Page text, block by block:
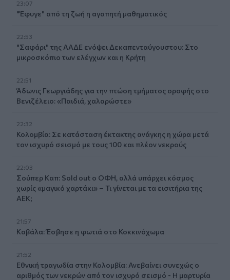
23:07
"Έφυγε" από τη ζωή η αγαπητή μαθηματικός
22:53
"Σαφάρι" της ΑΑΔΕ ενόψει Δεκαπενταύγουστου: Στο
μικροσκόπιο των ελέγχων και η Κρήτη
22:51
Άδωνις Γεωργιάδης για την πτώση τμήματος οροφής στο
Βενιζέλειο: «Παιδιά, χαλαρώστε»
22:32
Κολομβία: Σε κατάσταση έκτακτης ανάγκης η χώρα μετά
τον ισχυρό σεισμό με τους 100 και πλέον νεκρούς
22:03
Σούπερ Καπ: Sold out ο ΟΦΗ, αλλά υπάρχει κόσμος
χωρίς «μαγικό χαρτάκι» – Τι γίνεται με τα εισιτήρια της
ΑΕΚ;
21:57
Καβάλα: Έσβησε η φωτιά στο Κοκκινόχωμα
21:52
Εθνική τραγωδία στην Κολομβία: Ανεβαίνει συνεχώς ο
αριθμός των νεκρών από τον ισχυρό σεισμό - Η μαρτυρία